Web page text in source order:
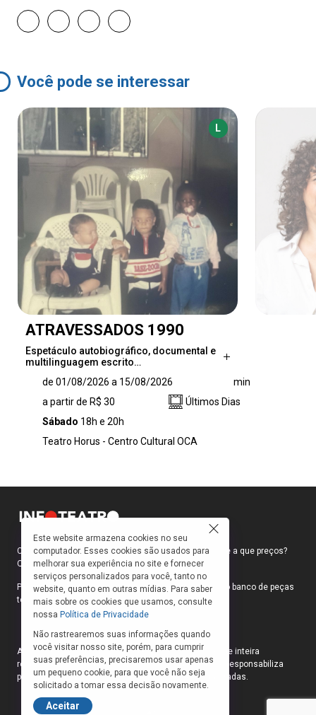
Você pode se interessar
L
ATRAVESSADOS 1990
Espetáculo autobiográfico, documental e
multilinguagem escrito…
multilinguagem escrito e dirigido por Gabriel
Viriatto, “Atravessados 1990” estreia nos dias
1º, 8 e 15 de agosto, com sessões às 18h e
de 1990 para investigar como violências,
afetos, silêncios, desigualdades e formas de
resistência permanecem inscritos no corpo e
na construção da identidade.
de 01/08/2026 a 15/08/2026
min
a partir de R$ 30
Últimos Dias
Sábado 18h e 20h
Teatro Horus - Centro Cultural OCA
Como faço para ir ao teatro? Onde compro ingressos e a que preços?
Quais peças estão em cartaz?
Para responder a essas e outras perguntas, criamos o banco de peças
teatrais do INFOTEATRO.
As informações das peças cadastradas no site são de inteira
responsabilidade das produções. O Infoteatro não se responsabiliza
pela atualização das informações das peças cadastradas.
Este website armazena cookies no seu
computador. Esses cookies são usados para
melhorar sua experiência no site e fornecer
serviços personalizados para você, tanto no
website, quanto em outras mídias. Para saber
mais sobre os cookies que usamos, consulte
nossa Política de Privacidade
Não rastrearemos suas informações quando
você visitar nosso site, porém, para cumprir
suas preferências, precisaremos usar apenas
um pequeno cookie, para que você não seja
solicitado a tomar essa decisão novamente.
Aceitar